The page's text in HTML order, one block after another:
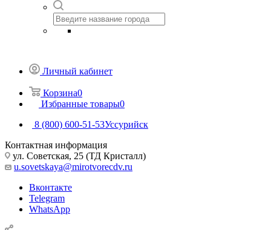
Личный кабинет
Корзина0
Избранные товары0
8 (800) 600-51-53Уссурийск
Контактная информация
ул. Советская, 25 (ТД Кристалл)
u.sovetskaya@mirotvorecdv.ru
Вконтакте
Telegram
WhatsApp